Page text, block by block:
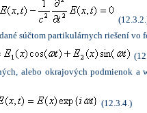
súčtom partikulárnych riešení vo
alebo okrajových podmienok a
(12.3.4.)